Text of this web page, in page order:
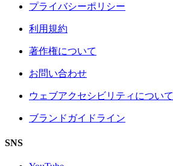
プライバシーポリシー
利用規約
著作権について
お問い合わせ
ウェブアクセシビリティについて
ブランドガイドライン
SNS